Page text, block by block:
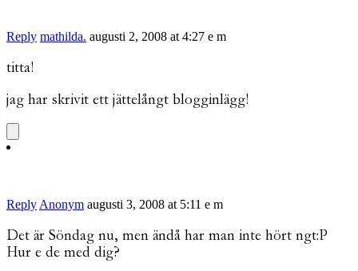
Reply mathilda. augusti 2, 2008 at 4:27 e m
titta!
jag har skrivit ett jättelångt blogginlägg!
Reply Anonym augusti 3, 2008 at 5:11 e m
Det är Söndag nu, men ändå har man inte hört ngt:P
Hur e de med dig?